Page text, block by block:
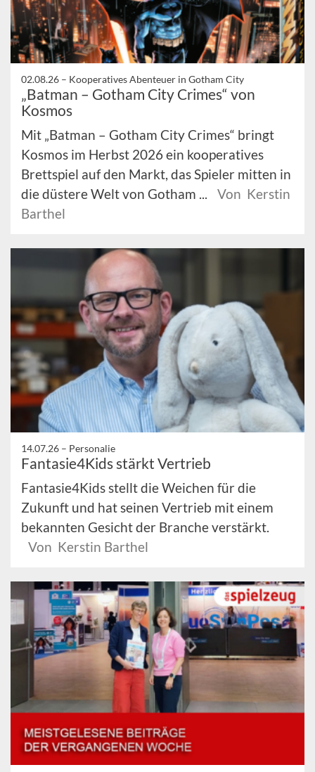
02.08.26 – Kooperatives Abenteuer in Gotham City
„Batman – Gotham City Crimes“ von
Kosmos
Mit „Batman – Gotham City Crimes“ bringt
Kosmos im Herbst 2026 ein kooperatives
Brettspiel auf den Markt, das Spieler mitten in
die düstere Welt von Gotham ...
Von Kerstin
Barthel
14.07.26 – Personalie
Fantasie4Kids stärkt Vertrieb
Fantasie4Kids stellt die Weichen für die
Zukunft und hat seinen Vertrieb mit einem
bekannten Gesicht der Branche verstärkt.
Von Kerstin Barthel